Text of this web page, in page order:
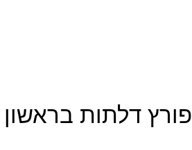
פורץ דלתות בראשון